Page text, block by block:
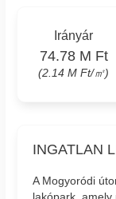
Irányár
74.78 M Ft
(2.14 M Ft/㎡)
INGATLAN
A Mogyoródi